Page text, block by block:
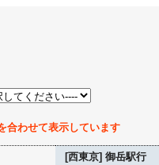
合わせて表示しています
[西東京] 御岳駅行